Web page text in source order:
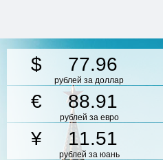
77.96
рублей за доллар
88.91
рублей за евро
11.51
рублей за юань